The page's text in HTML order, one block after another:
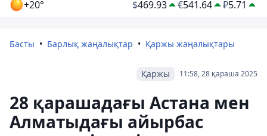
+20° $469.93 €541.64 ₽5.71
Басты Барлық жаңалықтар Қаржы жаңалықтары
11:58, 28 қараша 2025
Қаржы
28 қарашадағы Астана мен
Алматыдағы айырбас